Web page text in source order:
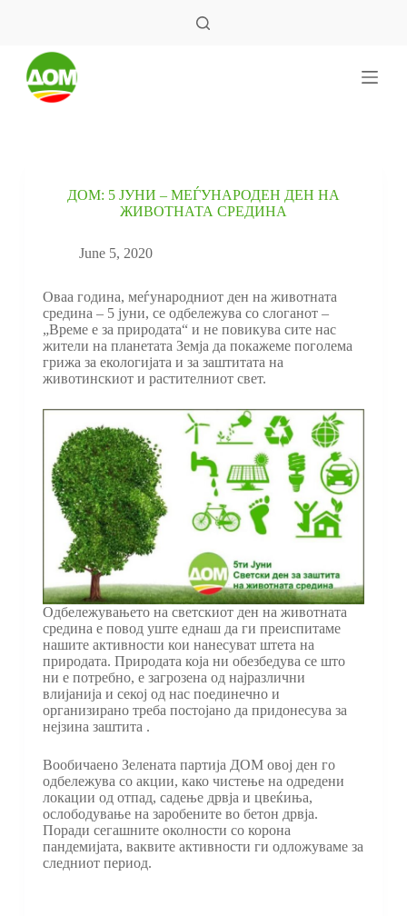
ДОМ: 5 ЈУНИ – МЕЃУНАРОДЕН ДЕН НА
ЖИВОТНАТА СРЕДИНА
June 5, 2020
Оваа година, меѓународниот ден на животната
средина – 5 јуни, се одбележува со слоганот –
„Време е за природата“ и не повикува сите нас
жители на планетата Земја да покажеме поголема
грижа за екологијата и за заштитата на
животинскиот и растителниот свет.
Одбележувањето на светскиот ден на животната
средина е повод уште еднаш да ги преиспитаме
нашите активности кои нанесуват штета на
природата. Природата која ни обезбедува се што
ни е потребно, е загрозена од најразлични
влијанија и секој од нас поединечно и
организирано треба постојано да придонесува за
нејзина заштита .
Вообичаено Зелената партија ДОМ овој ден го
одбележува со акции, како чистење на одредени
локации од отпад, садење дрвја и цвеќиња,
ослободување на заробените во бетон дрвја.
Поради сегашните околности со корона
пандемијата, ваквите активности ги одложуваме за
следниот период.